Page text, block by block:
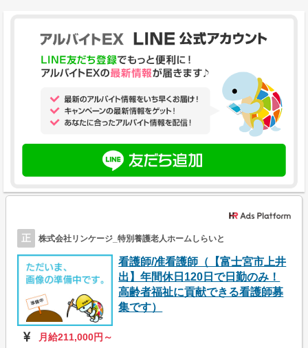
正 株式会社リンケージ_特別養護老人ホームしらいと
看護師/准看護師（【富士宮市上井
出】年間休日120日で日勤のみ！
高齢者福祉に貢献できる看護師募
集です）
月給211,000円～